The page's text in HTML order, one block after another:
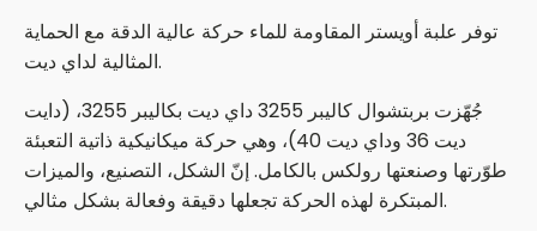
توفر علبة أويستر المقاومة للماء حركة عالية الدقة مع الحماية
المثالية لداي ديت.
جُهّزت بربتشوال كاليبر 3255 داي ديت بكاليبر 3255، (دايت
ديت 36 وداي ديت 40)، وهي حركة ميكانيكية ذاتية التعبئة
طوّرتها وصنعتها رولكس بالكامل. إنّ الشكل، التصنيع، والميزات
المبتكرة لهذه الحركة تجعلها دقيقة وفعالة بشكل مثالي.